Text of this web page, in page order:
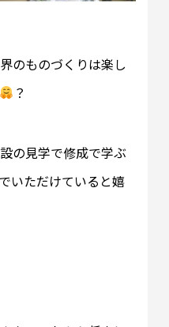
のものづくりは楽し
？
の見学で修成で学ぶ
いただけていると嬉